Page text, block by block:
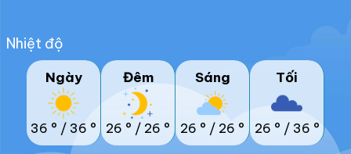
Nhiệt độ
Ngày
36 ° / 36 °
Đêm
26 ° / 26 °
Sáng
26 ° / 26 °
Tối
26 ° / 36 °